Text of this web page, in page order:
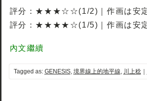
評分：★★★☆☆(1/2)｜作画は安
評分：★★★★☆(1/5)｜作画は安
內文繼續
Tagged as: GENESIS, 境界線上的地平線, 川上稔｜